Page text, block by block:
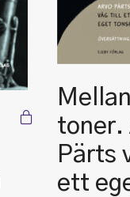
toner.
Pärts
ett